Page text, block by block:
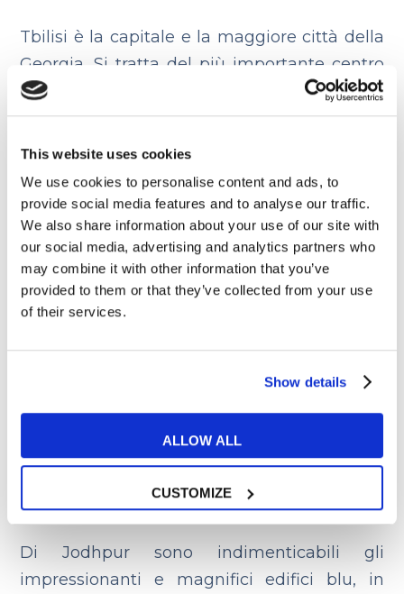
This website uses cookies
We use cookies to personalise content and ads, to
provide social media features and to analyse our traffic.
We also share information about your use of our site with
our social media, advertising and analytics partners who
may combine it with other information that you’ve
provided to them or that they’ve collected from your use
of their services.
Show details
ALLOW ALL
CUSTOMIZE
Tbilisi è la capitale e la maggiore città della
Georgia. Si tratta del più importante centro
storico, culturale ed economico dello stato
ed attira annualmente numerosi turisti per
via delle testimonianze storiche di
incomparabile bellezza.
10. Jodhpur, India
Di Jodhpur sono indimenticabili gli
impressionanti e magnifici edifici blu, in